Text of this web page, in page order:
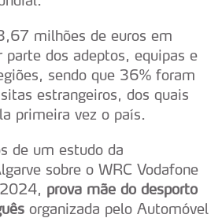
milhões de euros em
parte dos adeptos, equipas e
sendo que 36% foram
estrangeiros, dos quais
primeira vez o país.
de um estudo da
sobre o WRC Vodafone
prova mãe do desporto
organizada pelo Automóvel